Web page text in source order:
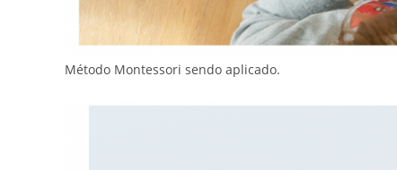
Método Montessori sendo aplicado.